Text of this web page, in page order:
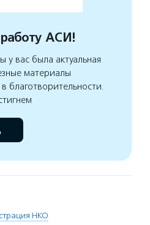
АСИ!
вас была актуальная
материалы
благотворительности.
НКО